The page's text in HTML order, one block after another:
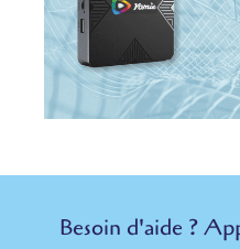
Besoin d'aide ?